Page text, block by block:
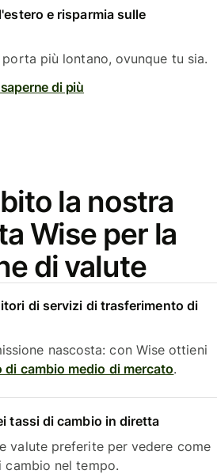
e risparmia sulle
più lontano, ovunque tu sia.
di più
la nostra
Wise per la
di valute
di servizi di trasferimento di
nascosta: con Wise ottieni
di cambio medio di mercato.
tassi di cambio in diretta
valute preferite per vedere come
cambio nel tempo.